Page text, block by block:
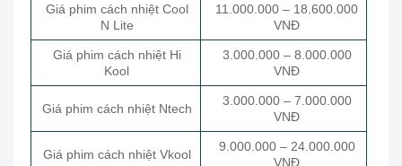
Giá phim cách nhiệt Cool
N Lite
11.000.000 – 18.600.000
VNĐ
Giá phim cách nhiệt Hi
Kool
3.000.000 – 8.000.000
VNĐ
Giá phim cách nhiệt Ntech
3.000.000 – 7.000.000
VNĐ
Giá phim cách nhiệt Vkool
9.000.000 – 24.000.000
VNĐ